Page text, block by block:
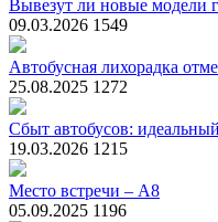
Вывезут ли новые модели
09.03.2026 1549
Автобусная лихорадка
25.08.2025 1272
Сбыт автобусов:
19.03.2026 1215
Место встречи – А8
05.09.2025 1196